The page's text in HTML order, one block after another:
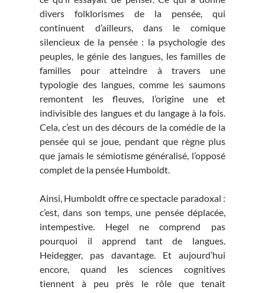
divers folklorismes de la pensée, qui
continuent d’ailleurs, dans le comique
silencieux de la pensée : la psychologie des
peuples, le génie des langues, les familles de
familles pour atteindre à travers une
typologie des langues, comme les saumons
remontent les fleuves, l’origine une et
indivisible des langues et du langage à la fois.
Cela, c’est un des décours de la comédie de la
pensée qui se joue, pendant que règne plus
que jamais le sémiotisme généralisé, l’opposé
complet de la pensée Humboldt.
Ainsi, Humboldt offre ce spectacle paradoxal :
c’est, dans son temps, une pensée déplacée,
intempestive. Hegel ne comprend pas
pourquoi il apprend tant de langues.
Heidegger, pas davantage. Et aujourd’hui
encore, quand les sciences cognitives
tiennent à peu près le rôle que tenait